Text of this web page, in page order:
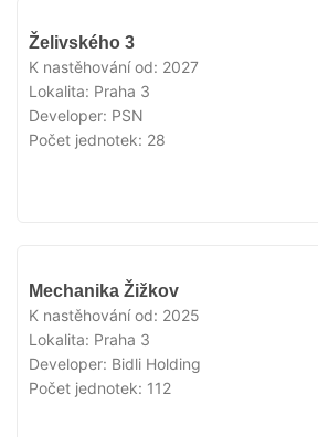
Želivského 3
K nastěhování od: 2027
Lokalita: Praha 3
Developer: PSN
Počet jednotek: 28
Mechanika Žižkov
K nastěhování od: 2025
Lokalita: Praha 3
Developer: Bidli Holding
Počet jednotek: 112